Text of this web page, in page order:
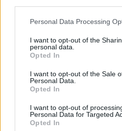
Personal Data Processing
I want to opt-out of the
personal data.
Opted In
I want to opt-out of the Sale
Personal Data.
Opted In
I want to opt-out of
Personal Data for Targeted
Opted In
MM-kisat pelataan loppuun,
pelatut tulokset mitätöidään
LIITTYVÄT ARTIKKELIT
Leijonat julkisti
Aleksander
Venäläisveskari